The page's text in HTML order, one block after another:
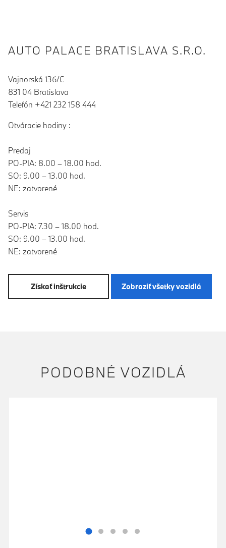
AUTO PALACE BRATISLAVA S.R.O.
Vajnorská 136/C
831 04 Bratislava
Telefón +421 232 158 444
Otváracie hodiny :
Predaj
PO-PIA: 8.00 – 18.00 hod.
SO: 9.00 – 13.00 hod.
NE: zatvorené
Servis
PO-PIA: 7.30 – 18.00 hod.
SO: 9.00 – 13.00 hod.
NE: zatvorené
Získať inštrukcie Zobraziť všetky vozidlá
PODOBNÉ VOZIDLÁ